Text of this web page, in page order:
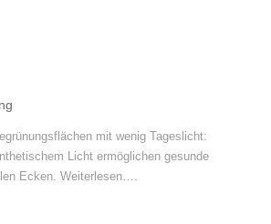
mit wenig Tageslicht:
Licht ermöglichen gesunde
Ecken. Weiterlesen….